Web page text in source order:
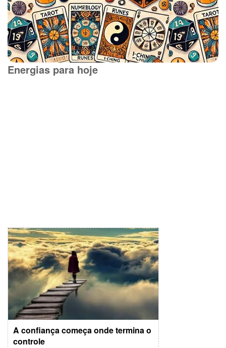
Energias para hoje
A confiança começa onde termina o
controle